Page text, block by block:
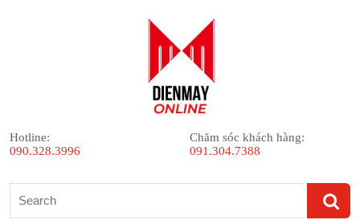
Hotline:
090.328.3996
Chăm sóc khách hàng:
091.304.7388
for: